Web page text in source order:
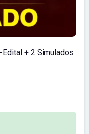
+ 2 Simulados